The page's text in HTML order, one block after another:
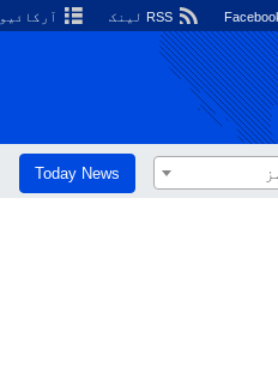
آرکائیو
Today News